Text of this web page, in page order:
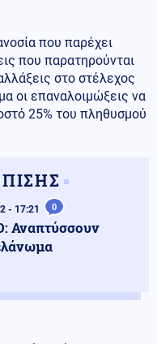
που παρέχει
που παρατηρούνται
στο στέλεχος
οι επαναλοιμώξεις να
25% του πληθυσμού
- 17:21 0
Αναπτύσσουν